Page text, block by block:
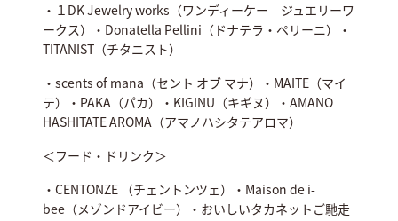
・１DK Jewelry works（ワンディーケー ジュエリーワ
ークス）・Donatella Pellini（ドナテラ・ペリーニ）・
TITANIST（チタニスト）
・scents of mana（セント オブ マナ）・MAITE（マイ
テ）・PAKA（パカ）・KIGINU（キギヌ）・AMANO
HASHITATE AROMA（アマノハシタテアロマ）
＜フード・ドリンク＞
・CENTONZE （チェントンツェ）・Maison de i-
bee（メゾンドアイビー）・おいしいタカネットご馳走